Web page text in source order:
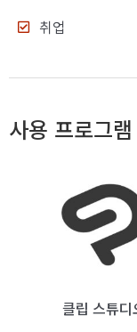
취업
사용 프로그램
클립 스튜디